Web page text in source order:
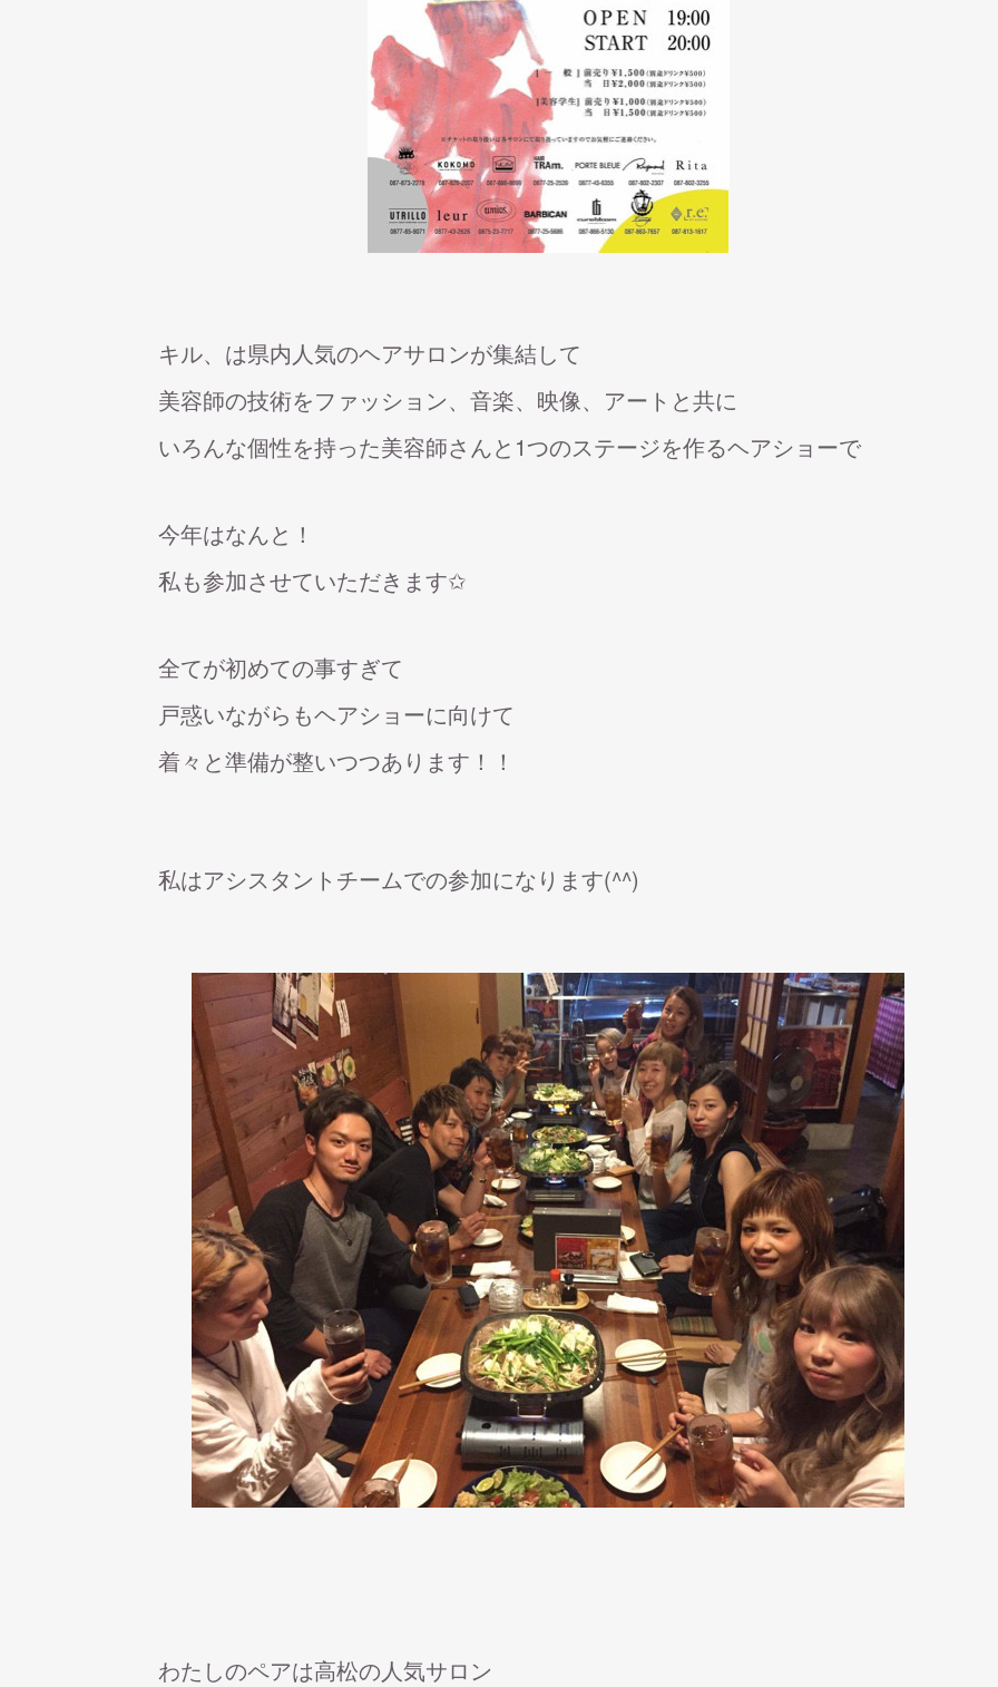
キル、は県内人気のヘアサロンが集結して
美容師の技術をファッション、音楽、映像、アートと共に
いろんな個性を持った美容師さんと1つのステージを作るヘアショーで
今年はなんと！
私も参加させていただきます✩
全てが初めての事すぎて
戸惑いながらもヘアショーに向けて
着々と準備が整いつつあります！！
私はアシスタントチームでの参加になります(^^)
わたしのペアは高松の人気サロン